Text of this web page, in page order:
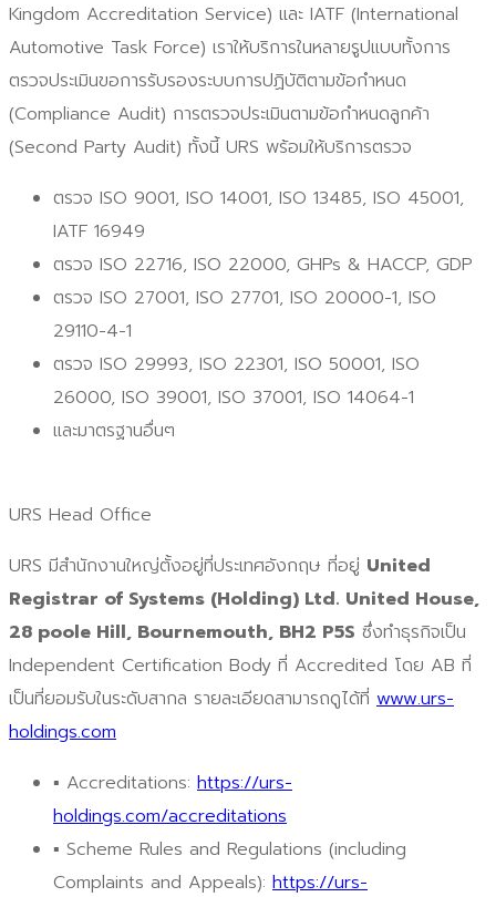
Kingdom Accreditation Service) และ IATF (International
Automotive Task Force) เราให้บริการในหลายรูปแบบทั้งการ
ตรวจประเมินขอการรับรองระบบการปฏิบัติตามข้อกำหนด
(Compliance Audit) การตรวจประเมินตามข้อกำหนดลูกค้า
(Second Party Audit) ทั้งนี้ URS พร้อมให้บริการตรวจ
ตรวจ ISO 9001, ISO 14001, ISO 13485, ISO 45001,
IATF 16949
ตรวจ ISO 22716, ISO 22000, GHPs & HACCP, GDP
ตรวจ ISO 27001, ISO 27701, ISO 20000-1, ISO
29110-4-1
ตรวจ ISO 29993, ISO 22301, ISO 50001, ISO
26000, ISO 39001, ISO 37001, ISO 14064-1
และมาตรฐานอื่นๆ
URS Head Office
URS มีสำนักงานใหญ่ตั้งอยู่ที่ประเทศอังกฤษ ที่อยู่ United
Registrar of Systems (Holding) Ltd. United House,
28 poole Hill, Bournemouth, BH2 P5S ซึ่งทำธุรกิจเป็น
Independent Certification Body ที่ Accredited โดย AB ที่
เป็นที่ยอมรับในระดับสากล รายละเอียดสามารถดูได้ที่ www.urs-
holdings.com
▪ Accreditations: https://urs-
holdings.com/accreditations
▪ Scheme Rules and Regulations (including
Complaints and Appeals): https://urs-